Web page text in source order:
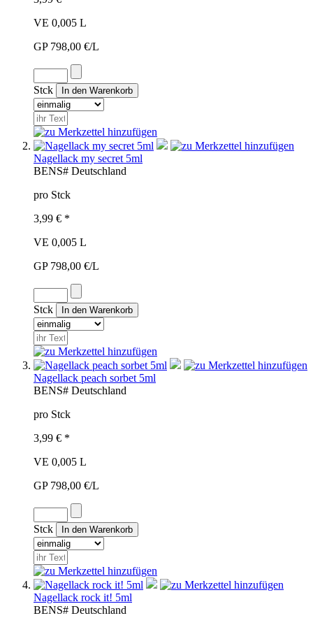
VE 0,005 L
GP 798,00 €/L
Stck
Nagellack my secret 5ml
BENS# Deutschland
pro Stck
3,99 € *
VE 0,005 L
GP 798,00 €/L
Stck
Nagellack peach sorbet 5ml
BENS# Deutschland
pro Stck
3,99 € *
VE 0,005 L
GP 798,00 €/L
Stck
Nagellack rock it! 5ml
BENS# Deutschland